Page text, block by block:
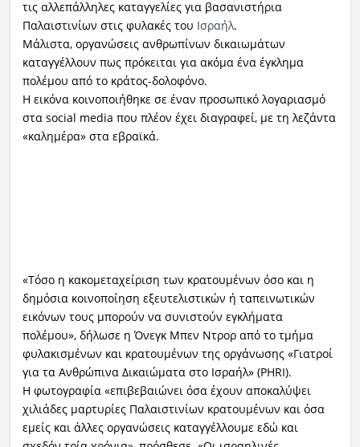
τις αλλεπάλληλες καταγγελίες για βασανιστήρια
Παλαιστινίων στις φυλακές του Ισραήλ.
Μάλιστα, οργανώσεις ανθρωπίνων δικαιωμάτων
καταγγέλλουν πως πρόκειται για ακόμα ένα έγκλημα
πολέμου από το κράτος-δολοφόνο.
Η εικόνα κοινοποιήθηκε σε έναν προσωπικό λογαριασμό
στα social media που πλέον έχει διαγραφεί, με τη λεζάντα
«καλημέρα» στα εβραϊκά.
«Τόσο η κακομεταχείριση των κρατουμένων όσο και η
δημόσια κοινοποίηση εξευτελιστικών ή ταπεινωτικών
εικόνων τους μπορούν να συνιστούν εγκλήματα
πολέμου», δήλωσε η Όνεγκ Μπεν Ντρορ από το τμήμα
φυλακισμένων και κρατουμένων της οργάνωσης «Γιατροί
για τα Ανθρώπινα Δικαιώματα στο Ισραήλ» (PHRI).
Η φωτογραφία «επιβεβαιώνει όσα έχουν αποκαλύψει
χιλιάδες μαρτυρίες Παλαιστινίων κρατουμένων και όσα
εμείς και άλλες οργανώσεις καταγγέλλουμε εδώ και